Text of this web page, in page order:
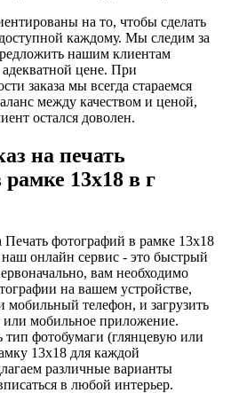
на то, чтобы сделать
каждому. Мы следим за
нашим клиентам
цене. При
заказа мы всегда стараемся
между качеством и ценой,
остался доволен.
на печать
13х18 в г
Печать фотографий в рамке 13х18
наш онлайн сервис - это быстрый
вам необходимо
на вашем устройстве,
мобильный телефон, и загрузить
или мобильное приложение.
тип фотобумаги (глянцевую или
13х18 для каждой
различные варианты
в любой интерьер.